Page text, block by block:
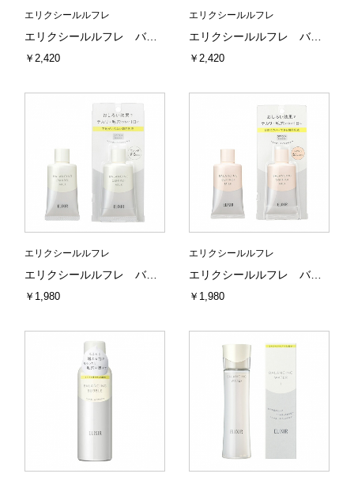
エリクシールルフレ
エリクシールルフレ バランシングおやすみマスク 資生堂
￥2,420
エリクシールルフレ
エリクシールルフレ バランシング みずクリーム
￥2,420
エリクシールルフレ
エリクシールルフレ バランシング おしろいミルク 資生堂
￥1,980
エリクシールルフレ
エリクシールルフレ バランシング おしろいミルクC 資生堂
￥1,980